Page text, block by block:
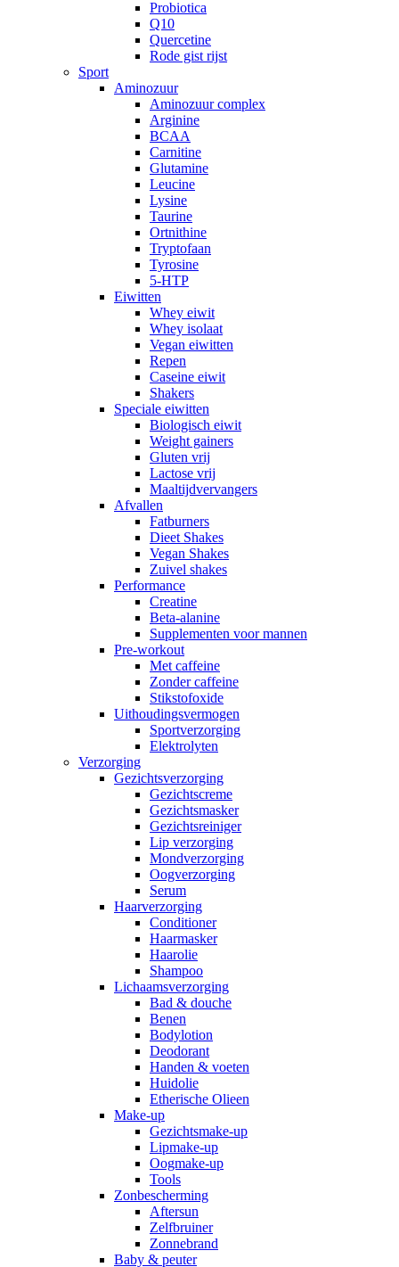
Probiotica
Q10
Quercetine
Rode gist rijst
Sport
Aminozuur
Aminozuur complex
Arginine
BCAA
Carnitine
Glutamine
Leucine
Lysine
Taurine
Ortnithine
Tryptofaan
Tyrosine
5-HTP
Eiwitten
Whey eiwit
Whey isolaat
Vegan eiwitten
Repen
Caseine eiwit
Shakers
Speciale eiwitten
Biologisch eiwit
Weight gainers
Gluten vrij
Lactose vrij
Maaltijdvervangers
Afvallen
Fatburners
Dieet Shakes
Vegan Shakes
Zuivel shakes
Performance
Creatine
Beta-alanine
Supplementen voor mannen
Pre-workout
Met caffeine
Zonder caffeine
Stikstofoxide
Uithoudingsvermogen
Sportverzorging
Elektrolyten
Verzorging
Gezichtsverzorging
Gezichtscreme
Gezichtsmasker
Gezichtsreiniger
Lip verzorging
Mondverzorging
Oogverzorging
Serum
Haarverzorging
Conditioner
Haarmasker
Haarolie
Shampoo
Lichaamsverzorging
Bad & douche
Benen
Bodylotion
Deodorant
Handen & voeten
Huidolie
Etherische Olieen
Make-up
Gezichtsmake-up
Lipmake-up
Oogmake-up
Tools
Zonbescherming
Aftersun
Zelfbruiner
Zonnebrand
Baby & peuter